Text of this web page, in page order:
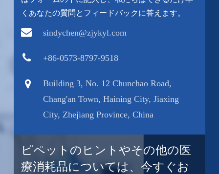
くあなたの質問とフィードバックに答えます。
sindychen@zjykyl.com
+86-0573-8797-9518
Building 3, No. 12 Chunchao Road,
Chang'an Town, Haining City, Jiaxing
City, Zhejiang Province, China
ピペットのヒントやその他の医
療消耗品については、今すぐお